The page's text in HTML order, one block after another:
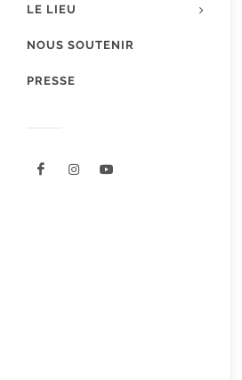
LE LIEU
NOUS SOUTENIR
PRESSE